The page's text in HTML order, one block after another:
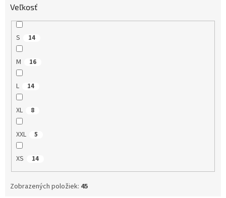
Veľkosť
S 14
M 16
L 14
XL 8
XXL 5
XS 14
Zobrazených položiek: 45